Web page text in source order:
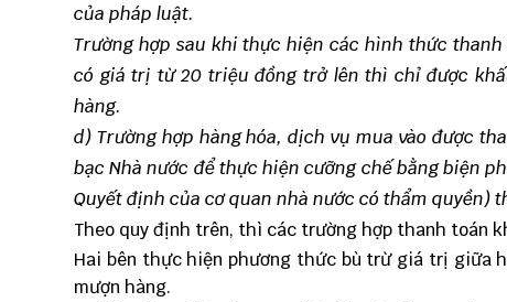
của pháp luật.
Trường hợp sau khi thực hiện các hình thức
có giá trị từ 20 triệu đồng trở lên thì chỉ được
hàng.
d) Trường hợp hàng hóa, dịch vụ mua vào được
bạc Nhà nước để thực hiện cưỡng chế bằng biện
Quyết định của cơ quan nhà nước có thẩm quyền)
Theo quy định trên, thì các trường hợp thanh toán
Hai bên thực hiện phương thức bù trừ giá trị giữa
mượn hàng.